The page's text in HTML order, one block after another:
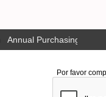
Annual Purchasing Plan
Por favor